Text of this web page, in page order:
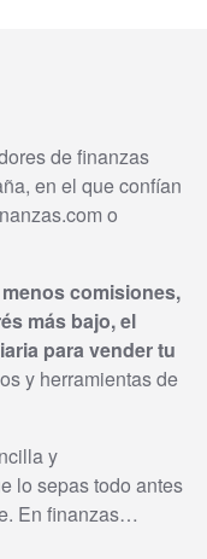
de finanzas
en el que confían
o
comisiones,
más bajo, el
para vender tu
y herramientas de
y
lo sepas todo antes
En finanzas…